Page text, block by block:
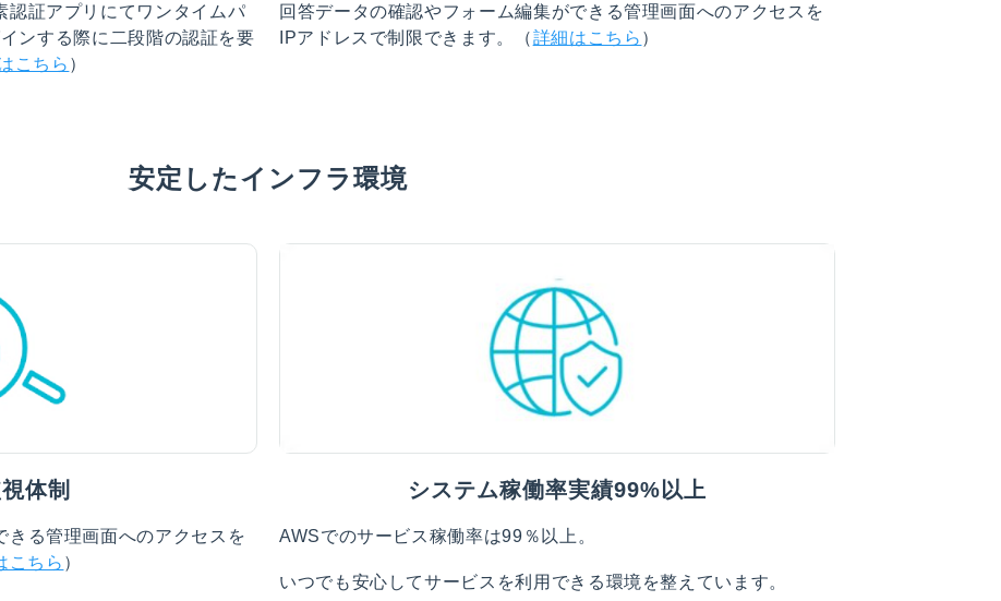
認証アプリにてワンタイムパ
ンする際に二段階の認証を要
こちら ）
回答データの確認やフォーム編集ができる管理画面へのアクセスを
IPアドレスで制限できます。（詳細はこちら ）
安定したインフラ環境
体制
きる管理画面へのアクセスを
こちら ）
システム稼働率実績99%以上
AWSでのサービス稼働率は99％以上。
いつでも安心してサービスを利用できる環境を整えています。